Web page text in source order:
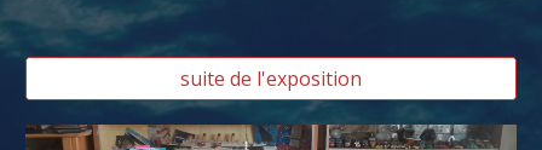
suite de l'exposition